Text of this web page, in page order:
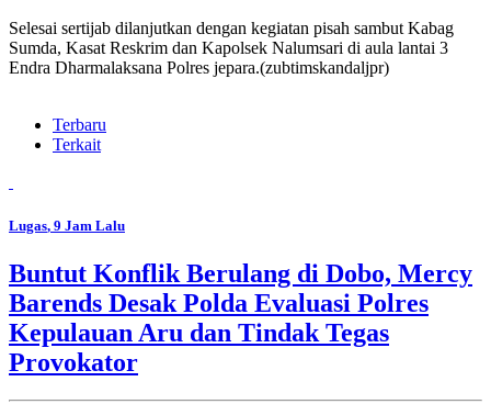
Selesai sertijab dilanjutkan dengan kegiatan pisah sambut Kabag
Sumda, Kasat Reskrim dan Kapolsek Nalumsari di aula lantai 3
Endra Dharmalaksana Polres jepara.(zubtimskandaljpr)
Terbaru
Terkait
Lugas, 9 Jam Lalu
Buntut Konflik Berulang di Dobo, Mercy
Barends Desak Polda Evaluasi Polres
Kepulauan Aru dan Tindak Tegas
Provokator